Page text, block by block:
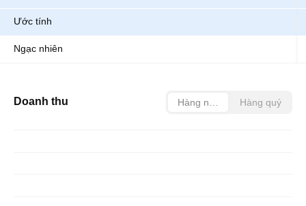
Ước tính
Ngạc nhiên
Doanh thu Hàng năm Hàng quý